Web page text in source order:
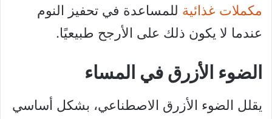
مكملات غذائية للمساعدة في تحفيز النوم
عندما لا يكون ذلك على الأرجح طبيعيًا.
الضوء الأزرق في المساء
يقلل الضوء الأزرق الاصطناعي، بشكل أساسي